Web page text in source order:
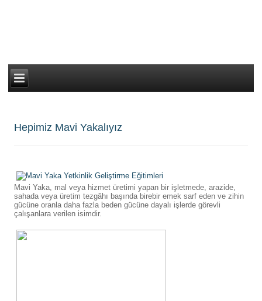
Hepimiz Mavi Yakalıyız
Mavi Yaka, mal veya hizmet üretimi yapan bir işletmede, arazide,
sahada veya üretim tezgâhı başında birebir emek sarf eden ve zihin
gücüne oranla daha fazla beden gücüne dayalı işlerde görevli
çalışanlara verilen isimdir.